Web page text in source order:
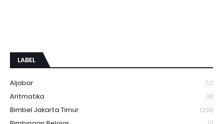
LABEL
Aljabar (3)
Aritmatika (6)
Bimbel Jakarta Timur (205)